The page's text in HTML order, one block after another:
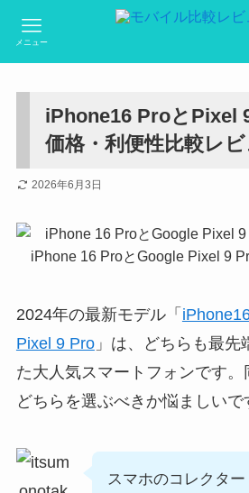
メニュー
iPhone16 ProとPixel
価格・利便性比較レ
2026年6月3日
2024年の最新モデル「
Pixel 9 Pro」は、どちらも最先
た大人気スマートフォンです。
どちらを選ぶべきか悩ましいで
スマホのコレクタ